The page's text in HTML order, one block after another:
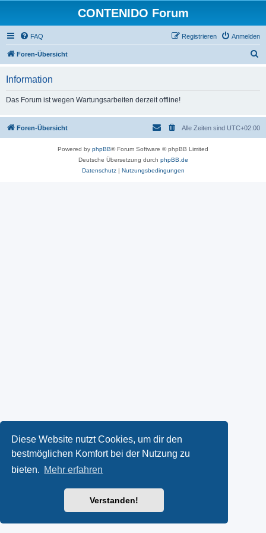
Diese Website nutzt Cookies, um dir den
bestmöglichen Komfort bei der Nutzung zu
bieten. Mehr erfahren
Verstanden!
CONTENIDO Forum
FAQ Anmelden
Registrieren
Foren-Übersicht
Information
Das Forum ist wegen Wartungsarbeiten derzeit offline!
Foren-Übersicht Alle Zeiten sind UTC+02:00
Powered by phpBB® Forum Software © phpBB Limited
Deutsche Übersetzung durch phpBB.de
Datenschutz| Nutzungsbedingungen